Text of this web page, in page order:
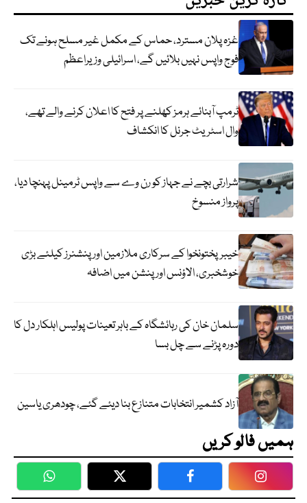
غزہ پلان مسترد، حماس کے مکمل غیر مسلح ہونے تک
فوج واپس نہیں بلائیں گے، اسرائیلی وزیراعظم
ٹرمپ آبنائے ہرمز کھلنے پر فتح کا اعلان کرنے والے تھے،
وال اسٹریٹ جرنل کا انکشاف
شرارتی بچے نے جہاز کو رن وے سے واپس ٹرمینل پہنچا دیا،
پرواز منسوخ
خیبرپختونخوا کے سرکاری ملازمین اور پنشنرز کیلئے بڑی
خوشخبری، الاؤنس اور پنشن میں اضافہ
سلمان خان کی رہائشگاہ کے باہر تعینات پولیس اہلکار دل کا
دورہ پڑنے سے چل بسا
آزاد کشمیر انتخابات متنازع بنا دیئے گئے، چودھری یاسین
ہمیں فالو کریں
WhatsApp Twitter Facebook